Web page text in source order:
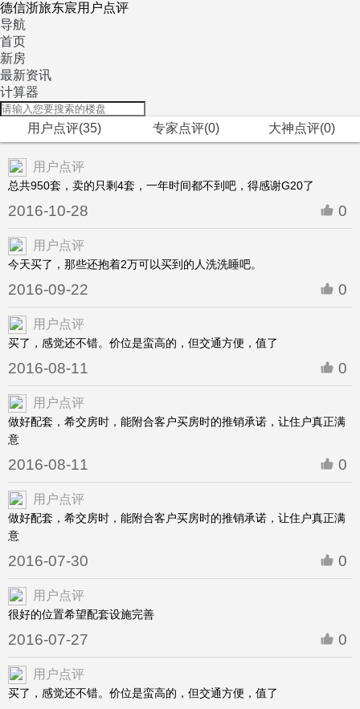
德信浙旅东宸用户点评
导航
首页
新房
最新资讯
计算器
用户点评(35) 专家点评(0) 大神点评(0)
用户点评
总共950套，卖的只剩4套，一年时间都不到吧，得感谢G20了
2016-10-28 0
用户点评
今天买了，那些还抱着2万可以买到的人洗洗睡吧。
2016-09-22 0
用户点评
买了，感觉还不错。价位是蛮高的，但交通方便，值了
2016-08-11 0
用户点评
做好配套，希交房时，能附合客户买房时的推销承诺，让住户真正满
意
2016-08-11 0
用户点评
做好配套，希交房时，能附合客户买房时的推销承诺，让住户真正满
意
2016-07-30 0
用户点评
很好的位置希望配套设施完善
2016-07-27 0
用户点评
买了，感觉还不错。价位是蛮高的，但交通方便，值了